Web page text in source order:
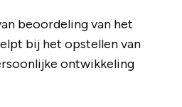
beoordeling van het
bij het opstellen van
ontwikkeling